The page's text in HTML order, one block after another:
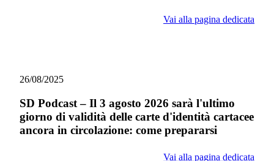
Vai alla pagina dedicata
26/08/2025
SD Podcast – Il 3 agosto 2026 sarà l'ultimo
giorno di validità delle carte d'identità cartacee
ancora in circolazione: come prepararsi
Vai alla pagina dedicata